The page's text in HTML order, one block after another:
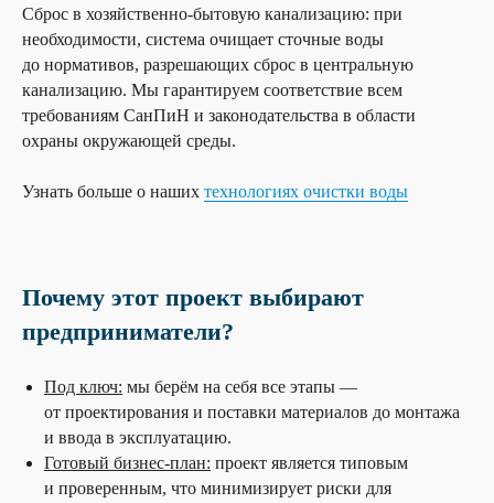
Сброс в хозяйственно-бытовую канализацию: при
необходимости, система очищает сточные воды
до нормативов, разрешающих сброс в центральную
канализацию. Мы гарантируем соответствие всем
требованиям СанПиН и законодательства в области
охраны окружающей среды.
Узнать больше о наших технологиях очистки воды
Почему этот проект выбирают
предприниматели?
Под ключ: мы берём на себя все этапы —
от проектирования и поставки материалов до монтажа
и ввода в эксплуатацию.
Готовый бизнес-план: проект является типовым
и проверенным, что минимизирует риски для